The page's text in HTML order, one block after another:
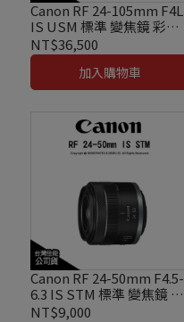
Canon RF 24-105mm F4L
IS USM 標準 變焦鏡 彩盒
裝 公司貨
NT$36,500
加入購物車
Canon RF 24-50mm F4.5-
6.3 IS STM 標準 變焦鏡 彩
盒裝 公司貨
NT$9,000